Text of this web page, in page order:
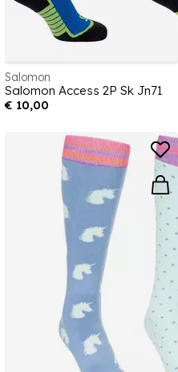
Salomon
Salomon Access 2P Sk Jn71
€ 10,00